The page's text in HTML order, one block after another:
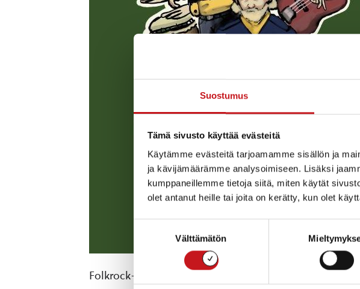
Suostumus
Tämä sivusto käyttää evästeitä
Käytämme evästeitä tarjoamamme sisällön ja
ja kävijämäärämme analysoimiseen. Lisäksi
kumppaneillemme tietoja siitä, miten käytät
olet antanut heille tai joita on kerätty, kun olet
Välttämätön
Folkrock-trio soittaa kalevalaisia lauluja ja omia